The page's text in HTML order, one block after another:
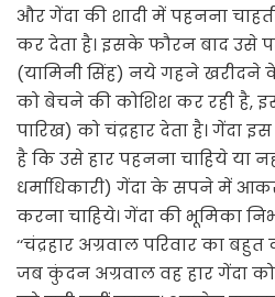
और गेंदा की शादी में पहनना
कर देता है। इसके फौरन बाद उसे
(यामिनी सिंह) नये गहने खरीदने
को बेचने की कोशिश कर रही है,
पारिख) को चंद्रहार देता है।
है कि उसे हार पहनना चाहिये या
धर्माधिकारी) गेंदा के सपने में
करना चाहिये। गेंदा की भूमिका
‘‘चंद्रहार अग्रवाल परिवार का
जब कुंदन अग्रवाल वह हार गेंदा